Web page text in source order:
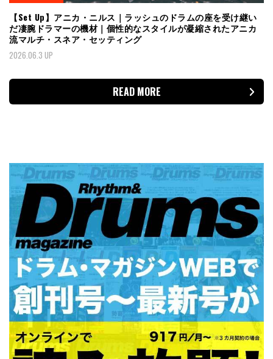
【Set Up】アニカ・ニルス｜ラッシュのドラムの座を受け継い
だ凄腕ドラマーの機材｜個性的なスタイルが凝縮されたアニカ
流マルチ・スネア・セッティング
2026.06.3 UP
READ MORE